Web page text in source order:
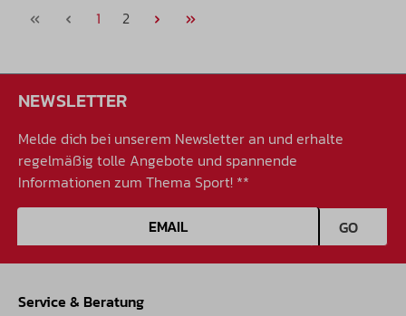
Seite
1 Seite
2
NEWSLETTER
Melde dich bei unserem Newsletter an und erhalte
regelmäßig tolle Angebote und spannende
Informationen zum Thema Sport! **
E-Mail-Adresse
GO
Service & Beratung